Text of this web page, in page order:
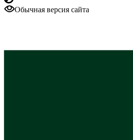
Обычная версия сайта